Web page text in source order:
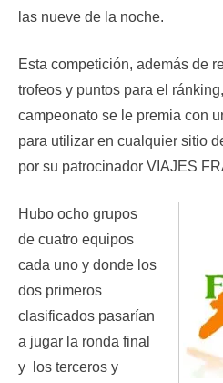
las nueve de la noche.
Esta competición, además de
trofeos y puntos para el
campeonato se le premia con
para utilizar en cualquier sitio
por su patrocinador VIAJES
Hubo ocho grupos
de cuatro equipos
cada uno y donde los
dos primeros
clasificados pasarían
a jugar la ronda final
y los terceros y